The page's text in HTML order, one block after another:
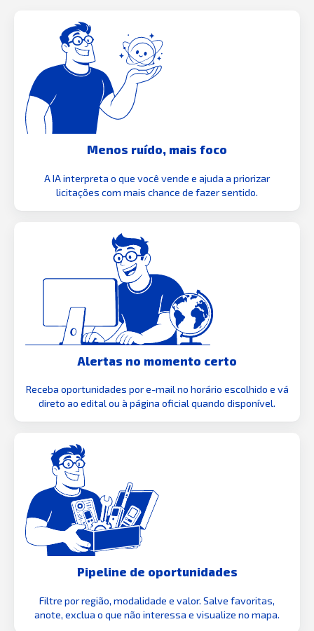
Menos ruído, mais foco
A IA interpreta o que você vende e ajuda a priorizar
licitações com mais chance de fazer sentido.
Alertas no momento certo
Receba oportunidades por e-mail no horário escolhido e vá
direto ao edital ou à página oficial quando disponível.
Pipeline de oportunidades
Filtre por região, modalidade e valor. Salve favoritas,
anote, exclua o que não interessa e visualize no mapa.